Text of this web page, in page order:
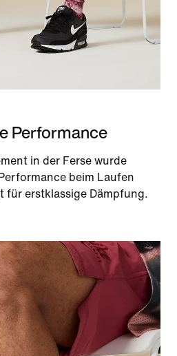
Performance
in der Ferse wurde
beim Laufen
für erstklassige Dämpfung.